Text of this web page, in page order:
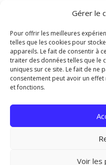
Gérer le
Pour offrir les meilleures
telles que les cookies pour
appareils. Le fait de consentir à
traiter des données telles que le
uniques sur ce site. Le fait de ne
consentement peut avoir un
et fonctions.
Voir les
Categories
Uncategorized
Ce site ne fait pas
Facebook en aucune